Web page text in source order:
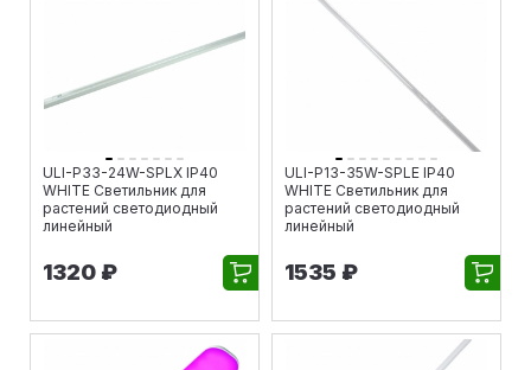
ULI-P33-24W-SPLX IP40
WHITE Светильник для
растений светодиодный
линейный
1320 ₽
ULI-P13-35W-SPLE IP40
WHITE Светильник для
растений светодиодный
линейный
1535 ₽